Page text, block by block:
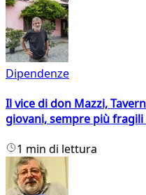
Dipendenze
Il vice di don Mazzi,
giovani, sempre più fragili
1 min di lettura